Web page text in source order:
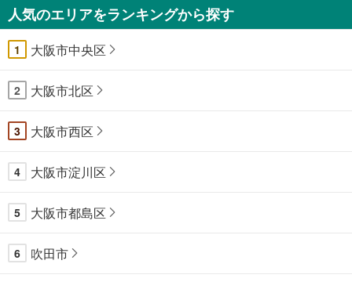
人気のエリアをランキングから探す
1 大阪市中央区
2 大阪市北区
3 大阪市西区
4 大阪市淀川区
5 大阪市都島区
6 吹田市